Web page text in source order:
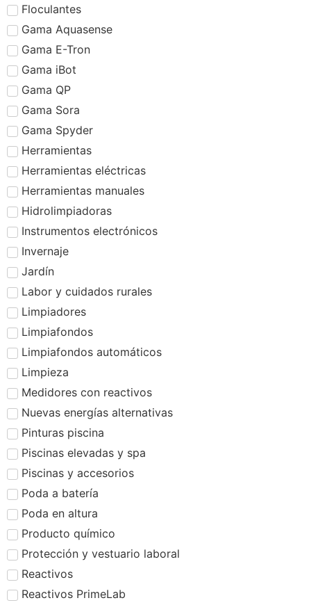
Floculantes
Gama Aquasense
Gama E-Tron
Gama iBot
Gama QP
Gama Sora
Gama Spyder
Herramientas
Herramientas eléctricas
Herramientas manuales
Hidrolimpiadoras
Instrumentos electrónicos
Invernaje
Jardín
Labor y cuidados rurales
Limpiadores
Limpiafondos
Limpiafondos automáticos
Limpieza
Medidores con reactivos
Nuevas energías alternativas
Pinturas piscina
Piscinas elevadas y spa
Piscinas y accesorios
Poda a batería
Poda en altura
Producto químico
Protección y vestuario laboral
Reactivos
Reactivos PrimeLab